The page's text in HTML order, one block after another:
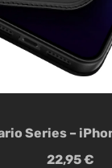
Series –
22,95€